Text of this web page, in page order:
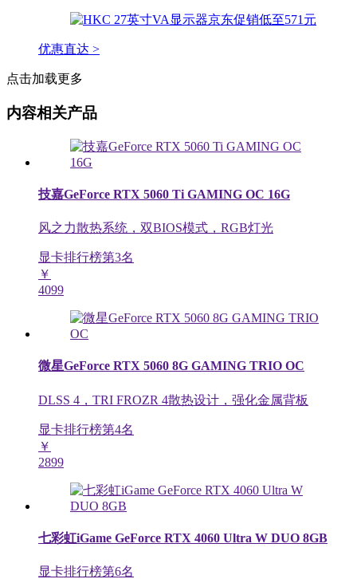
优惠直达 >
点击加载更多
内容相关产品
技嘉GeForce RTX 5060 Ti GAMING OC 16G
风之力散热系统，双BIOS模式，RGB灯光
显卡排行榜第3名
￥
4099
微星GeForce RTX 5060 8G GAMING TRIO OC
DLSS 4，TRI FROZR 4散热设计，强化金属背板
显卡排行榜第4名
￥
2899
七彩虹iGame GeForce RTX 4060 Ultra W DUO 8GB
显卡排行榜第6名